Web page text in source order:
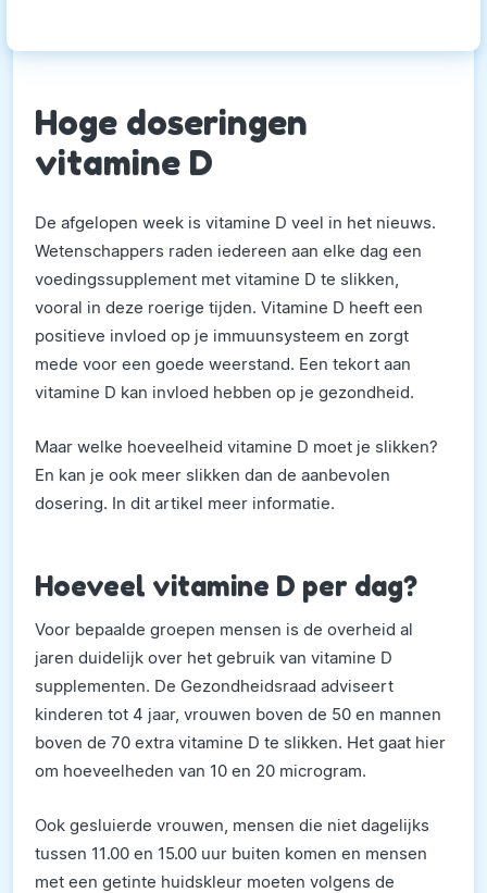
Hoge doseringen
vitamine D
De afgelopen week is vitamine D veel in het nieuws.
Wetenschappers raden iedereen aan elke dag een
voedingssupplement met vitamine D te slikken,
vooral in deze roerige tijden. Vitamine D heeft een
positieve invloed op je immuunsysteem en zorgt
mede voor een goede weerstand. Een tekort aan
vitamine D kan invloed hebben op je gezondheid.
Maar welke hoeveelheid vitamine D moet je slikken?
En kan je ook meer slikken dan de aanbevolen
dosering. In dit artikel meer informatie.
Hoeveel vitamine D per dag?
Voor bepaalde groepen mensen is de overheid al
jaren duidelijk over het gebruik van vitamine D
supplementen. De Gezondheidsraad adviseert
kinderen tot 4 jaar, vrouwen boven de 50 en mannen
boven de 70 extra vitamine D te slikken. Het gaat hier
om hoeveelheden van 10 en 20 microgram.
Ook gesluierde vrouwen, mensen die niet dagelijks
tussen 11.00 en 15.00 uur buiten komen en mensen
met een getinte huidskleur moeten volgens de